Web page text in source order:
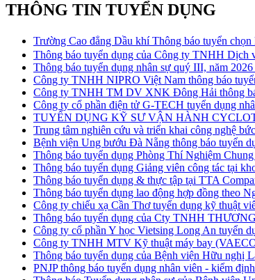
THÔNG TIN TUYỂN DỤNG
Trường Cao đẳng Dầu khí Thông báo tuyển
Thông báo tuyển dụng của Công ty TNHH Dịch
Thông báo tuyển dụng nhân sự quý III, năm
Công ty TNHH NIPRO Việt Nam thông báo
Công ty TNHH TM DV XNK Đông Hải thông
Công ty cổ phần điện tử G-TECH tuyển dụng
TUYỂN DỤNG KỸ SƯ VẬN HÀNH
Trung tâm nghiên cứu và triển khai công nghệ
Bệnh viện Ung bướu Đà Nẵng thông báo tuyển
Thông báo tuyển dụng Phòng Thí Nghiệm
Thông báo tuyển dụng Giảng viên công tác tại
Thông báo tuyển dụng & thực tập tại TTA
Thông báo tuyển dụng lao động hợp đồng theo
Công ty chiếu xạ Cần Thơ tuyển dụng kỹ thuật
Thông báo tuyển dụng của Cty TNHH
Công ty cổ phần Y học Vietsing Long An tuyển
Công ty TNHH MTV Kỹ thuật máy bay
Thông báo tuyển dụng của Bệnh viện Hữu nghị
PNJP thông báo tuyển dụng nhân viên - kiểm định